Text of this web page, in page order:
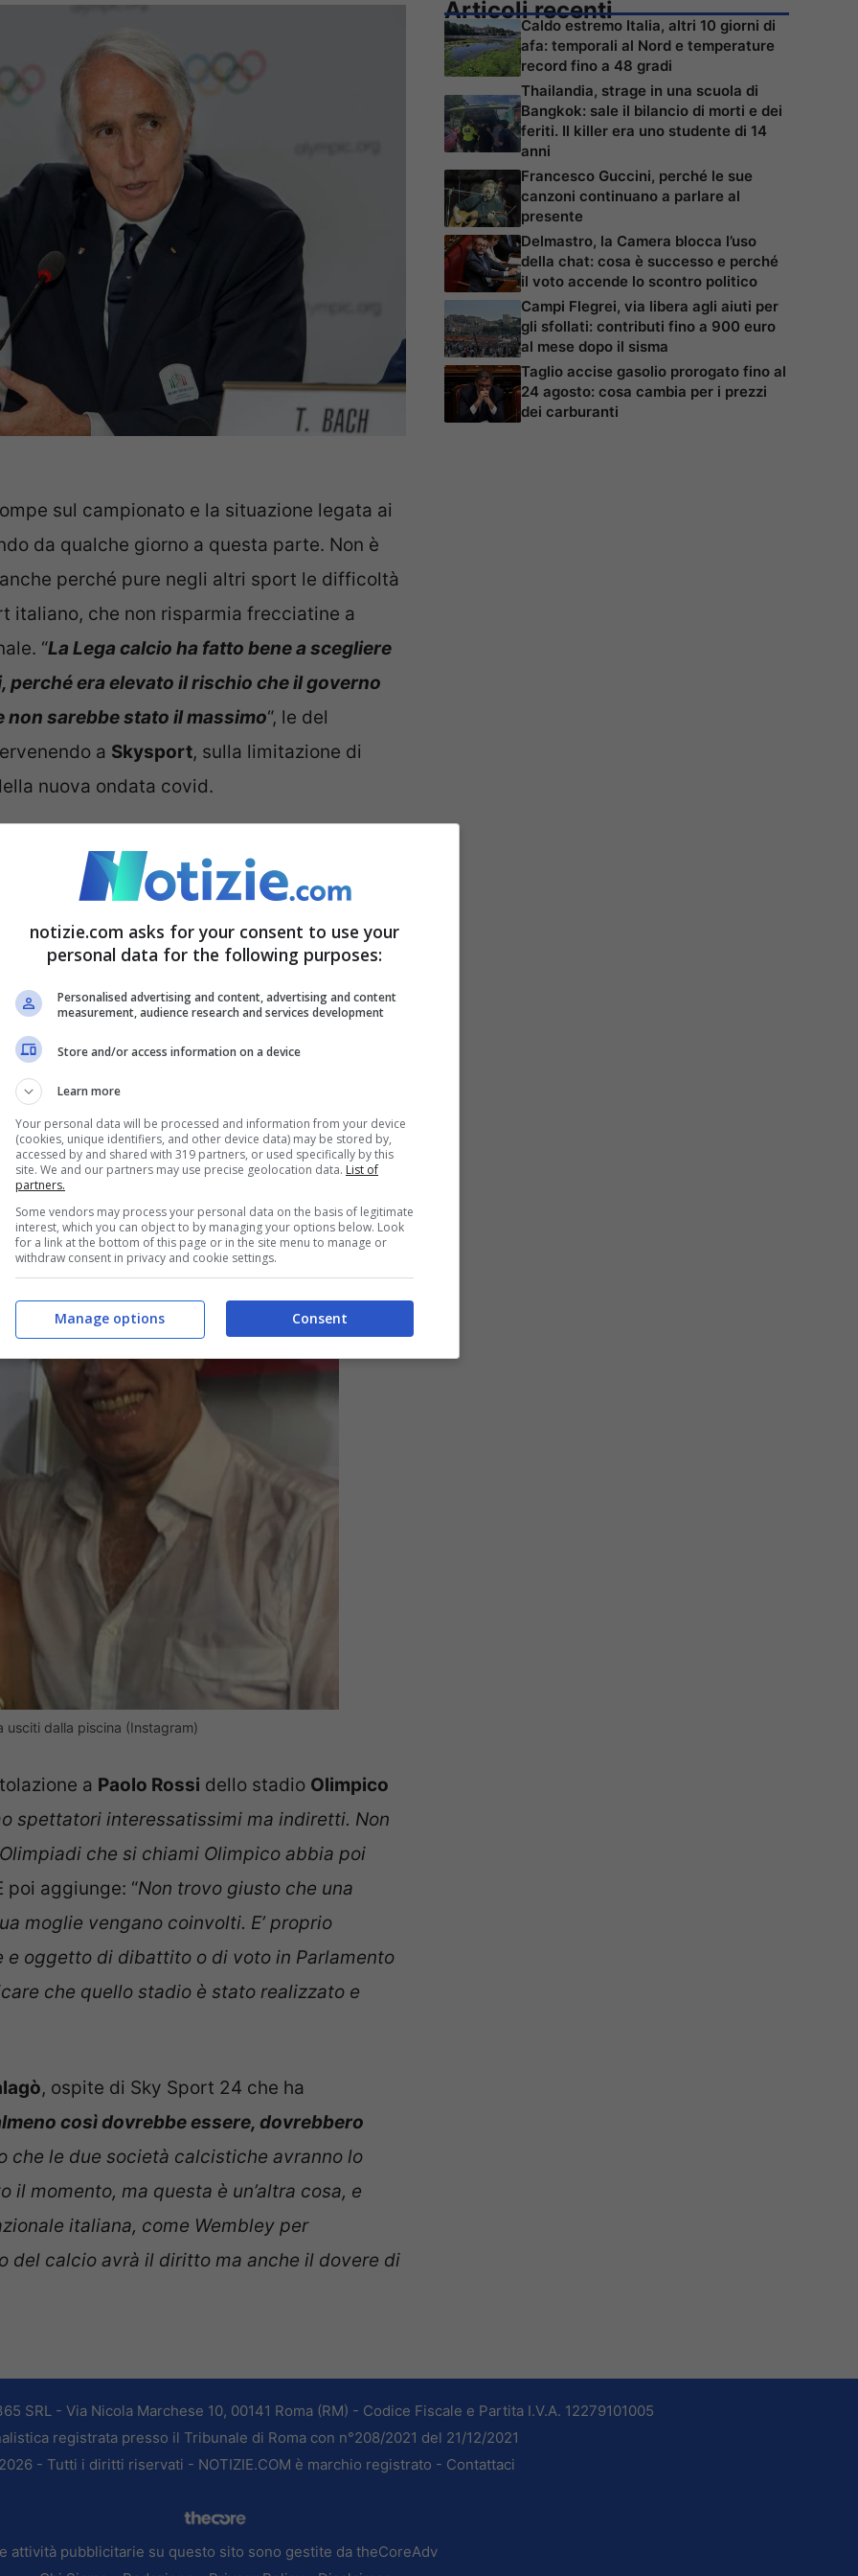
sul campionato e la situazione legata ai
da qualche giorno a questa parte. Non è
perché pure negli altri sport le difficoltà
italiano, che non risparmia frecciatine a
“La Lega calcio ha fatto bene a scegliere
era elevato il rischio che il governo
non sarebbe stato il massimo“, le del
a Skysport, sulla limitazione di
nuova ondata covid.
Giocare a Bologna è vessatorio
sta predisponendo un nuovo protocollo
campionati ha il diritto e il dovere di prendere
il pastrocchio sugli interventi non uniformi
dell’intervento del Tar: “Non mi è piaciuto da
perché così si perde di credibilità
Paolo Rossi e la moglie su
usciti dalla piscina (Instagram)
a Paolo Rossi dello stadio Olimpico
spettatori interessatissimi ma indiretti. Non
che si chiami Olimpico abbia poi
poi aggiunge: “Non trovo giusto che una
moglie vengano coinvolti. E’ proprio
e oggetto di dibattito o di voto in Parlamento
che quello stadio è stato realizzato e
, ospite di Sky Sport 24 che ha
così dovrebbe essere, dovrebbero
che le due società calcistiche avranno lo
momento, ma questa è un’altra cosa, e
italiana, come Wembley per
del calcio avrà il diritto ma anche il dovere di
Articoli recenti
Caldo estremo Italia, altri 10 giorni di
afa: temporali al Nord e temperature
record fino a 48 gradi
Thailandia, strage in una scuola di
Bangkok: sale il bilancio di morti e dei
feriti. Il killer era uno studente di 14
anni
Francesco Guccini, perché le sue
canzoni continuano a parlare al
presente
Delmastro, la Camera blocca l’uso
della chat: cosa è successo e perché
il voto accende lo scontro politico
Campi Flegrei, via libera agli aiuti per
gli sfollati: contributi fino a 900 euro
al mese dopo il sisma
Taglio accise gasolio prorogato fino al
24 agosto: cosa cambia per i prezzi
dei carburanti
SRL - Via Nicola Marchese 10, 00141 Roma (RM) - Codice Fiscale e Partita I.V.A. 12279101005
registrata presso il Tribunale di Roma con n°208/2021 del 21/12/2021
- Tutti i diritti riservati - NOTIZIE.COM è marchio registrato - Contattaci
attività pubblicitarie su questo sito sono gestite da theCoreAdv
notizie.com asks for your consent to use your
personal data for the following purposes:
Personalised advertising and content, advertising and content
measurement, audience research and services development
Store and/or access information on a device
Learn more
Your personal data will be processed and information from your device
(cookies, unique identifiers, and other device data) may be stored by,
accessed by and shared with 319 partners, or used specifically by this
site. We and our partners may use precise geolocation data. List of
partners.
Some vendors may process your personal data on the basis of legitimate
interest, which you can object to by managing your options below. Look
for a link at the bottom of this page or in the site menu to manage or
withdraw consent in privacy and cookie settings.
Consent
Manage options